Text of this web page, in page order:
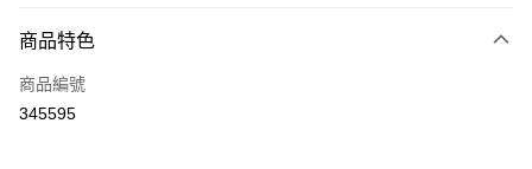
信用卡
Apple Pay
商品特色
商品編號
345595